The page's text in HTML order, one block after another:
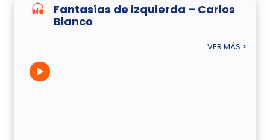
Fantasías de izquierda – Carlos
Blanco
VER MÁS >